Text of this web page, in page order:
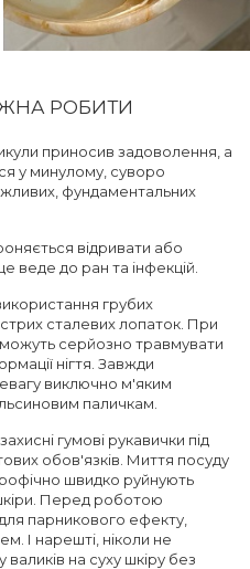
РОБИТИ
приносив задоволення, а
у минулому, суворо
фундаментальних
відривати або
веде до ран та інфекцій.
грубих
сталевих лопаток. При
серйозно травмувати
нігтя. Завжди
виключно м'яким
паличкам.
гумові рукавички під
обов'язків. Миття посуду
швидко руйнують
Перед роботою
парникового ефекту,
І нарешті, ніколи не
на суху шкіру без